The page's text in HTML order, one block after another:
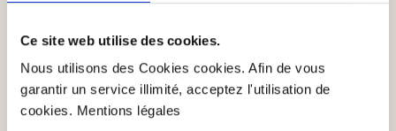
Ce site web utilise des cookies.
Nous utilisons des Cookies cookies. Afin de vous
garantir un service illimité, acceptez l'utilisation de
cookies. Mentions légales